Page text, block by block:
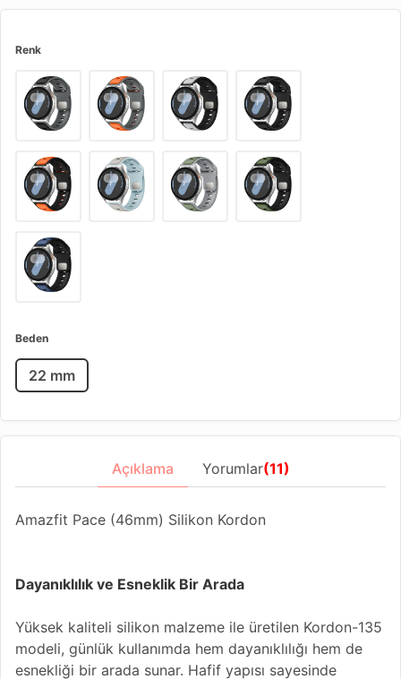
Renk
Beden
22 mm
Açıklama Yorumlar(11)
Amazfit Pace (46mm) Silikon Kordon
Dayanıklılık ve Esneklik Bir Arada
Yüksek kaliteli silikon malzeme ile üretilen Kordon-135
modeli, günlük kullanımda hem dayanıklılığı hem de
esnekliği bir arada sunar. Hafif yapısı sayesinde